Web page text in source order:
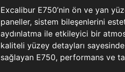
Excalibur E750’nin ön ve yan
paneller, sistem bileşenlerini
aydınlatma ile etkileyici bir
kaliteli yüzey detayları
sağlayan E750, performans ve